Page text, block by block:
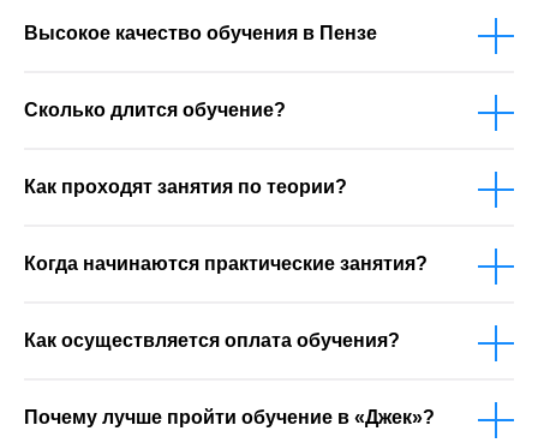
Высокое качество обучения в Пензе
Сколько длится обучение?
Как проходят занятия по теории?
Когда начинаются практические занятия?
Как осуществляется оплата обучения?
Почему лучше пройти обучение в «Джек»?